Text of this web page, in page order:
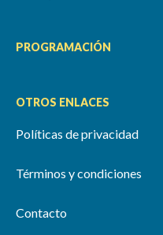
PROGRAMACIÓN
OTROS ENLACES
Políticas de privacidad
Términos y condiciones
Contacto